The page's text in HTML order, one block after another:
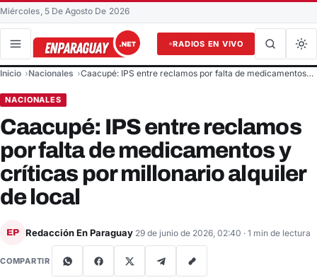
Miércoles, 5 De Agosto De 2026
RADIOS EN VIVO
Buscar en el sitio
Inicio Nacionales Caacupé: IPS entre reclamos por falta de medicamentos…
NACIONALES
Caacupé: IPS entre reclamos
por falta de medicamentos y
críticas por millonario alquiler
de local
EP Redacción En Paraguay 29 de junio de 2026, 02:40 · 1 min de lectura
COMPARTIR